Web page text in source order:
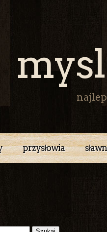
przysłowia